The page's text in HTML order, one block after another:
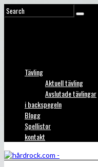
Tävling
Aktuell tävling
Avslutade tävlingar
i backspegeln
Blogg
Spellistor
kontakt